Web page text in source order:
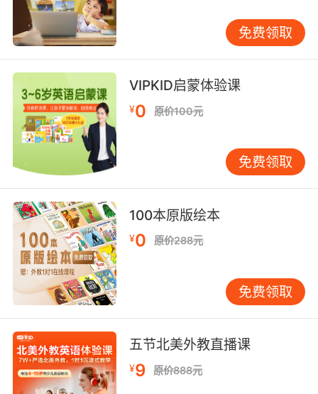
流出 流到你的皮肤上让你闻起来像柠檬果子露
6. And if you'll excuse me, I'm gonna go inside
and I'm gonna have two scoops of sherbet
because my grandmother is away, hopefully
failing her driver's test.
不好意思 我现在要进去 我要吃两勺果子露 因为
我奶奶不在 希望她没通过驾照考试
免费领取
VIPKID启蒙体验课
¥0 原价100元
免费领取
100本原版绘本
¥0 原价288元
免费领取
五节北美外教直播课
¥9 原价888元